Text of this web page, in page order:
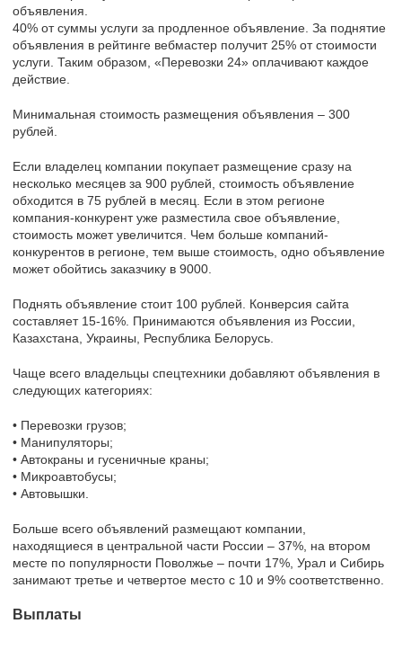
объявления.
40% от суммы услуги за продленное объявление. За поднятие
объявления в рейтинге вебмастер получит 25% от стоимости
услуги. Таким образом, «Перевозки 24» оплачивают каждое
действие.
Минимальная стоимость размещения объявления – 300
рублей.
Если владелец компании покупает размещение сразу на
несколько месяцев за 900 рублей, стоимость объявление
обходится в 75 рублей в месяц. Если в этом регионе
компания-конкурент уже разместила свое объявление,
стоимость может увеличится. Чем больше компаний-
конкурентов в регионе, тем выше стоимость, одно объявление
может обойтись заказчику в 9000.
Поднять объявление стоит 100 рублей. Конверсия сайта
составляет 15-16%. Принимаются объявления из России,
Казахстана, Украины, Республика Белорусь.
Чаще всего владельцы спецтехники добавляют объявления в
следующих категориях:
• Перевозки грузов;
• Манипуляторы;
• Автокраны и гусеничные краны;
• Микроавтобусы;
• Автовышки.
Больше всего объявлений размещают компании,
находящиеся в центральной части России – 37%, на втором
месте по популярности Поволжье – почти 17%, Урал и Сибирь
занимают третье и четвертое место с 10 и 9% соответственно.
Выплаты